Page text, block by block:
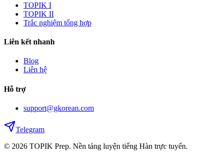
TOPIK I
TOPIK II
Trắc nghiệm tổng hợp
Liên kết nhanh
Blog
Liên hệ
Hỗ trợ
support@gkorean.com
Telegram
© 2026 TOPIK Prep. Nền tảng luyện tiếng Hàn trực tuyến.